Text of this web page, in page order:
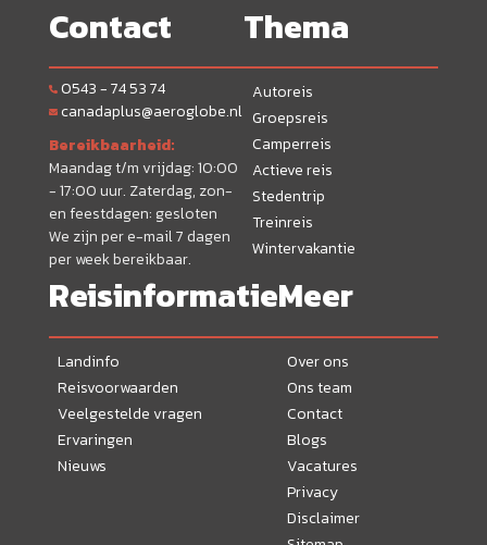
Contact
0543 - 74 53 74
canadaplus@aeroglobe.nl
Bereikbaarheid:
Maandag t/m vrijdag: 10:00
- 17:00 uur. Zaterdag, zon-
en feestdagen: gesloten
We zijn per e-mail 7 dagen
per week bereikbaar.
Thema
Autoreis
Groepsreis
Camperreis
Actieve reis
Stedentrip
Treinreis
Wintervakantie
Reisinformatie
Landinfo
Reisvoorwaarden
Veelgestelde vragen
Ervaringen
Nieuws
Meer
Over ons
Ons team
Contact
Blogs
Vacatures
Privacy
Disclaimer